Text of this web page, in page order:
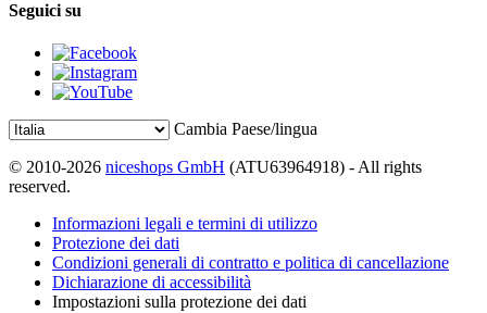
Seguici su
Cambia Paese/lingua
© 2010-2026 niceshops GmbH (ATU63964918) - All rights
reserved.
Informazioni legali e termini di utilizzo
Protezione dei dati
Condizioni generali di contratto e politica di cancellazione
Dichiarazione di accessibilità
Impostazioni sulla protezione dei dati